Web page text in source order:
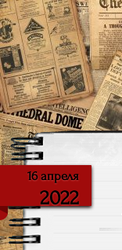
16 апреля
2022